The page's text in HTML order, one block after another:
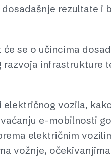
rezultate
će se o učincima
infrastrukture
vozila,
e-mobilnosti
električnim
vožnje,